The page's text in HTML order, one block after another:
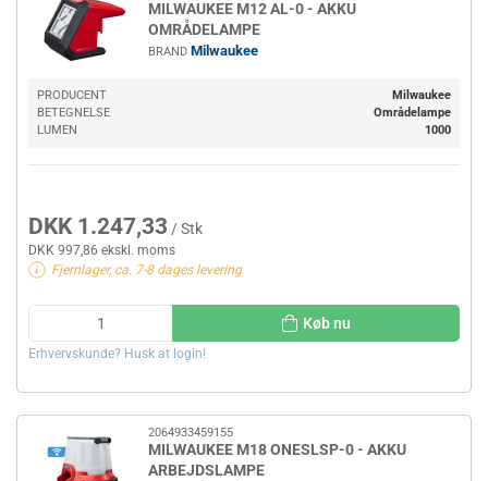
MILWAUKEE M12 AL-0 - AKKU
OMRÅDELAMPE
BRAND Milwaukee
PRODUCENT
Milwaukee
BETEGNELSE
Områdelampe
LUMEN
1000
DKK 1.247,33 / Stk
DKK 997,86 ekskl. moms
Fjernlager, ca. 7-8 dages levering
Køb nu
Erhvervskunde? Husk at login!
2064933459155
MILWAUKEE M18 ONESLSP-0 - AKKU
ARBEJDSLAMPE